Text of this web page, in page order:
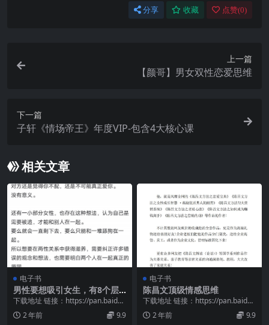
分享 收藏 点赞(0)
上一篇
【颜哥】男女双性恋爱思维
下一篇
子轩《情场帝王》年度VIP-包含4大核心课
相关文章
电子书
男性要想吸引女生，有8个层
面的吸引
下载地址 链接：https://pan.baidu.
com/s/1migAHbp...
2 年前 9.9
电子书
陈昌文顶级情感思维
下载地址 链接：https://pan.baidu.
com/s/1WRI0AFK...
2 年前 9.9